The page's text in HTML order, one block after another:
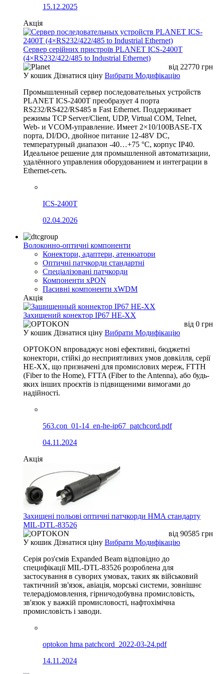
15.12.2025
Акція
Сервер серійних пристроїв PLANET ICS-2400T
(4×RS232/422/485 to Industrial Ethernet)
від 22770 грн
У кошик Дізнатися ціну Вибрати Модифікацію
Промышленный сервер последовательных устройств
PLANET ICS-2400T преобразует 4 порта
RS232/RS422/RS485 в Fast Ethernet. Поддерживает
режимы TCP Server/Client, UDP, Virtual COM, Telnet,
Web- и VCOM-управление. Имеет 2×10/100BASE-TX
порта, DI/DO, двойное питание 12-48V DC,
температурный диапазон -40…+75 °C, корпус IP40.
Идеальное решение для промышленной автоматизации,
удалённого управления оборудованием и интеграции в
Ethernet-сеть.
ICS-2400T
02.04.2026
Волоконно-оптичні компоненти
Конектори, адаптери, атенюатори
Оптичні патчкорди стандартні
Спеціалізовані патчкорди
Компоненти xPON
Пасивні компоненти xWDM
Акція
Захищений конектор IP67 HE-XX
від 0 грн
У кошик Дізнатися ціну Вибрати Модифікацію
OPTOKON впроваджує нові ефективні, бюджетні
конектори, стійкі до несприятливих умов довкілля, серії
HE-XX, що призначені для промислових мереж, FTTH
(Fiber to the Home), FTTA (Fiber to the Antenna), або будь-
яких інших проєктів із підвищеними вимогами до
надійності.
563.con_01-14_en-he-ip67_patchcord.pdf
04.11.2024
Акція
Захищені польові оптичні патчкорди HMA стандарту
MIL-DTL-83526
від 90585 грн
У кошик Дізнатися ціну Вибрати Модифікацію
Серія роз'ємів Expanded Beam відповідно до
специфікації MIL-DTL-83526 розроблена для
застосування в суворих умовах, таких як військовий
тактичний зв'язок, авіація, морські системи, зовнішнє
телерадіомовлення, гірничодобувна промисловість,
зв'язок у важкій промисловості, нафтохімічна
промисловість і заводи.
optokon hma patchcord_2022-03-24.pdf
14.11.2024